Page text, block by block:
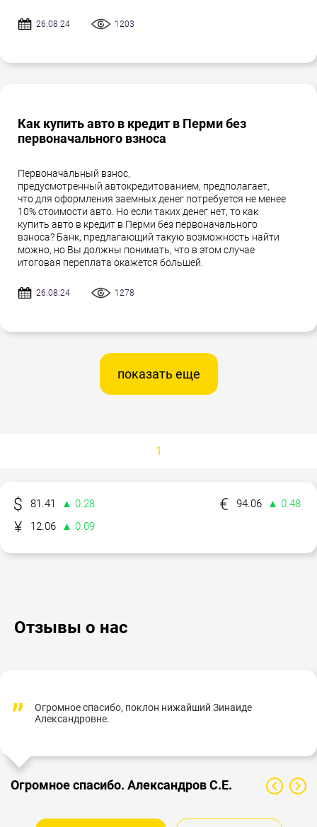
26.08.24 1203
Как купить авто в кредит в Перми без
первоначального взноса
Первоначальный взнос,
предусмотренный автокредитованием, предполагает,
что для оформления заемных денег потребуется не менее
10% стоимости авто. Но если таких денег нет, то как
купить авто в кредит в Перми без первоначального
взноса? Банк, предлагающий такую возможность найти
можно, но Вы должны понимать, что в этом случае
итоговая переплата окажется большей.
26.08.24 1278
показать еще
1
81.41 ▲ 0.28 94.06
▲ 0.48
12.06
▲ 0.09
Отзывы о нас
Огромное спасибо, поклон нижайший Зинаиде
Александровне.
Огромное спасибо. Александров С.Е.